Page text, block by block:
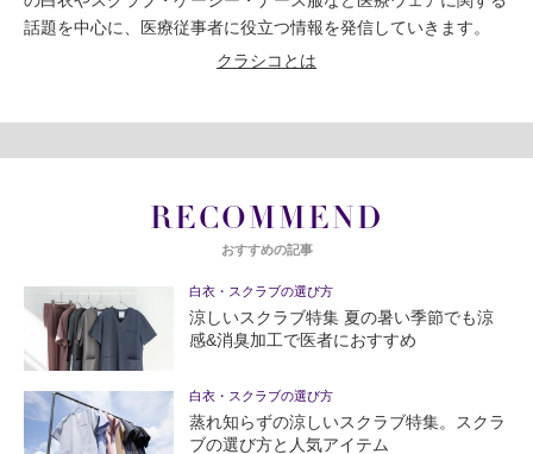
話題を中心に、医療従事者に役立つ情報を発信していきます。
クラシコとは
RECOMMEND
おすすめの記事
白衣・スクラブの選び方
涼しいスクラブ特集 夏の暑い季節でも涼
感&消臭加工で医者におすすめ
白衣・スクラブの選び方
蒸れ知らずの涼しいスクラブ特集。スクラ
ブの選び方と人気アイテム